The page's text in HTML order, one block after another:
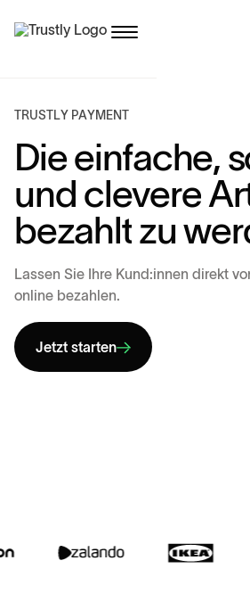
TRUSTLY PAYM ENT
Dieeinfache, s
und clevereAr
bezahltzu wer
Lassen Sie Ihre Kund:innen direkt vo
online bezahlen.
Jetzt starten